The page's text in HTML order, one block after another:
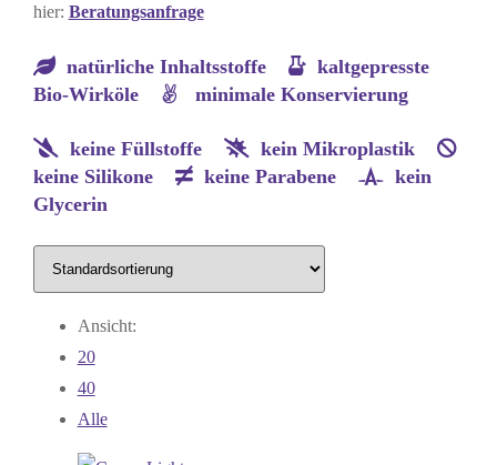
hier: Beratungsanfrage
natürliche Inhaltsstoffe
kaltgepresste
Bio-Wirköle
minimale Konservierung
keine Füllstoffe
kein Mikroplastik
keine Silikone
keine Parabene
kein
Glycerin
Ansicht:
20
40
Alle